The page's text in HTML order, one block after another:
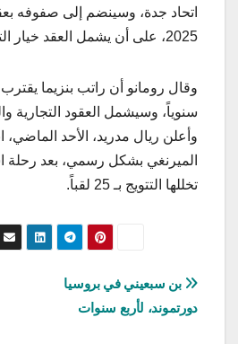
اتحاد جدة، وسينضم إلى صفوفه
2025، على أن يشمل العقد خيار التمديد لموسم إضافي.
سنوياً، وسيشمل العقود التجارية
وأعلن ريال مدريد، الأحد الماضي،
تخللها التتويج بـ 25 لقباً.
تصفّح
المقالات
بن سبعيني في بروسيا
دورتموند، لأربع سنوات